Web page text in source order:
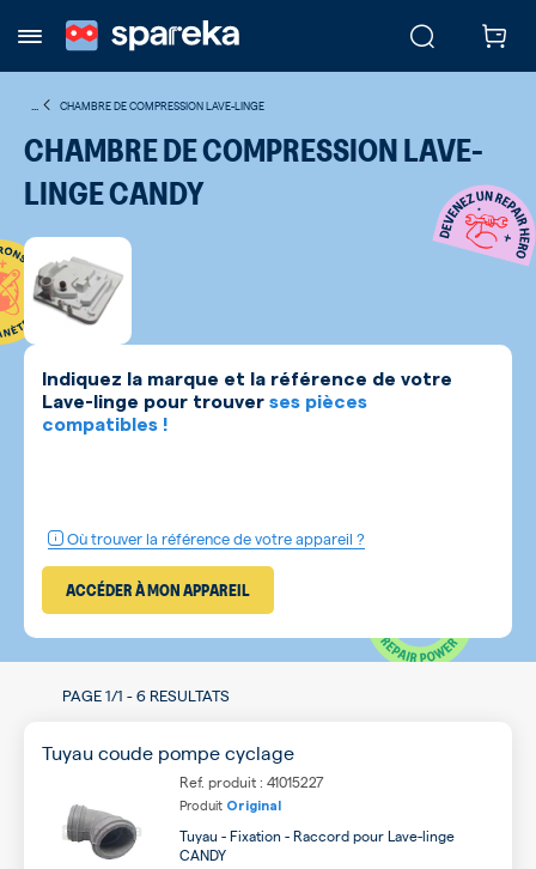
CHAMBRE DE COMPRESSION LAVE-LINGE
CHAMBRE DE COMPRESSION LAVE-
LINGE CANDY
Indiquez la marque et la référence de votre
Lave-linge pour trouver ses pièces
compatibles !
Où trouver la référence de votre appareil ?
ACCÉDER À MON APPAREIL
PAGE1/1 -6 RESULTATS
Tuyau coude pompe cyclage
Ref. produit : 41015227
Produit Original
Tuyau - Fixation - Raccord pour Lave-linge
CANDY